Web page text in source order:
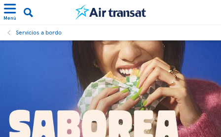
Menú
Servicios a bordo